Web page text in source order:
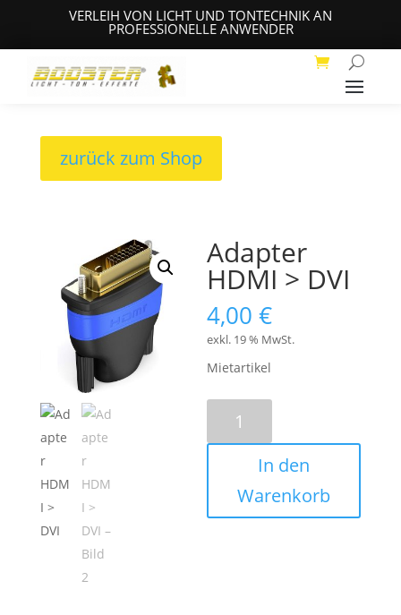
VERLEIH VON LICHT UND TONTECHNIK AN
PROFESSIONELLE ANWENDER
zurück zum Shop
Adapter
HDMI > DVI
4,00€
exkl. 19 % MwSt.
Mietartikel
HDMI
>
Menge
In den
Warenkorb